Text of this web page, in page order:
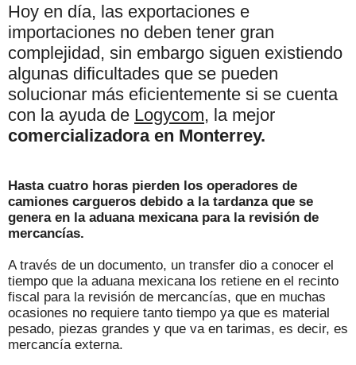
Hoy en día, las exportaciones e
importaciones no deben tener gran
complejidad, sin embargo siguen existiendo
algunas dificultades que se pueden
solucionar más eficientemente si se cuenta
con la ayuda de Logycom, la mejor
comercializadora en Monterrey.
Hasta cuatro horas pierden los operadores de
camiones cargueros debido a la tardanza que se
genera en la aduana mexicana para la revisión de
mercancías.
A través de un documento, un transfer dio a conocer el
tiempo que la aduana mexicana los retiene en el recinto
fiscal para la revisión de mercancías, que en muchas
ocasiones no requiere tanto tiempo ya que es material
pesado, piezas grandes y que va en tarimas, es decir, es
mercancía externa.